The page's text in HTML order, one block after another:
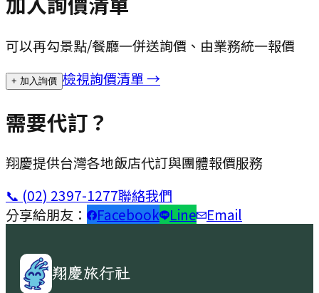
可以再勾景點/餐廳一併送詢價、由業務統一報價
+ 加入詢價 檢視詢價清單 →
需要代訂？
翔慶提供台灣各地飯店代訂與團體報價服務
📞 (02) 2397-1277聯絡我們
分享給朋友：
Facebook Line Email
翔慶旅行社